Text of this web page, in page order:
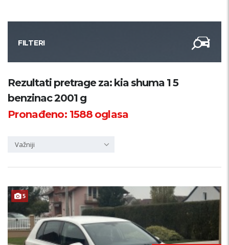
FILTERI
Kategorija
Županija
Rezultati pretrage za: kia shuma 1 5
benzinac 2001 g
Pronađeno: 1588oglasa
Važniji
5